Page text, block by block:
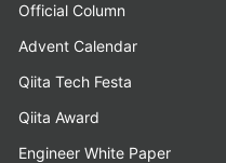
Official Column
Advent Calendar
Qiita Tech Festa
Qiita Award
Engineer White Paper